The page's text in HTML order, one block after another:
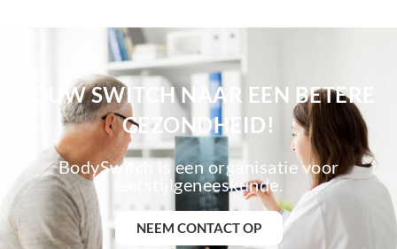
JOUW SWITCH NAAR EEN BETERE
GEZONDHEID!
BodySwitch is een organisatie voor
leefstijlgeneeskunde.
NEEM CONTACT OP